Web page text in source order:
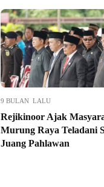
9 BULAN LALU
Rejikinoor Ajak
Murung Raya Teladani
Juang Pahlawan